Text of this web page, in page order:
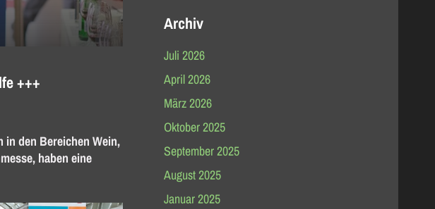
+++
den Bereichen Wein,
haben eine
Archiv
Juli 2026
April 2026
März 2026
Oktober 2025
September 2025
August 2025
Januar 2025